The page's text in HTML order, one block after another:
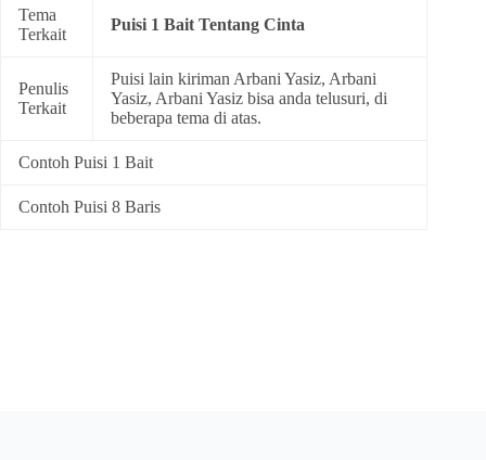
Tema
Terkait
Puisi 1 Bait Tentang Cinta
Penulis
Terkait
Puisi lain kiriman Arbani Yasiz, Arbani
Yasiz, Arbani Yasiz bisa anda telusuri, di
beberapa tema di atas.
Contoh Puisi 1 Bait
Contoh Puisi 8 Baris